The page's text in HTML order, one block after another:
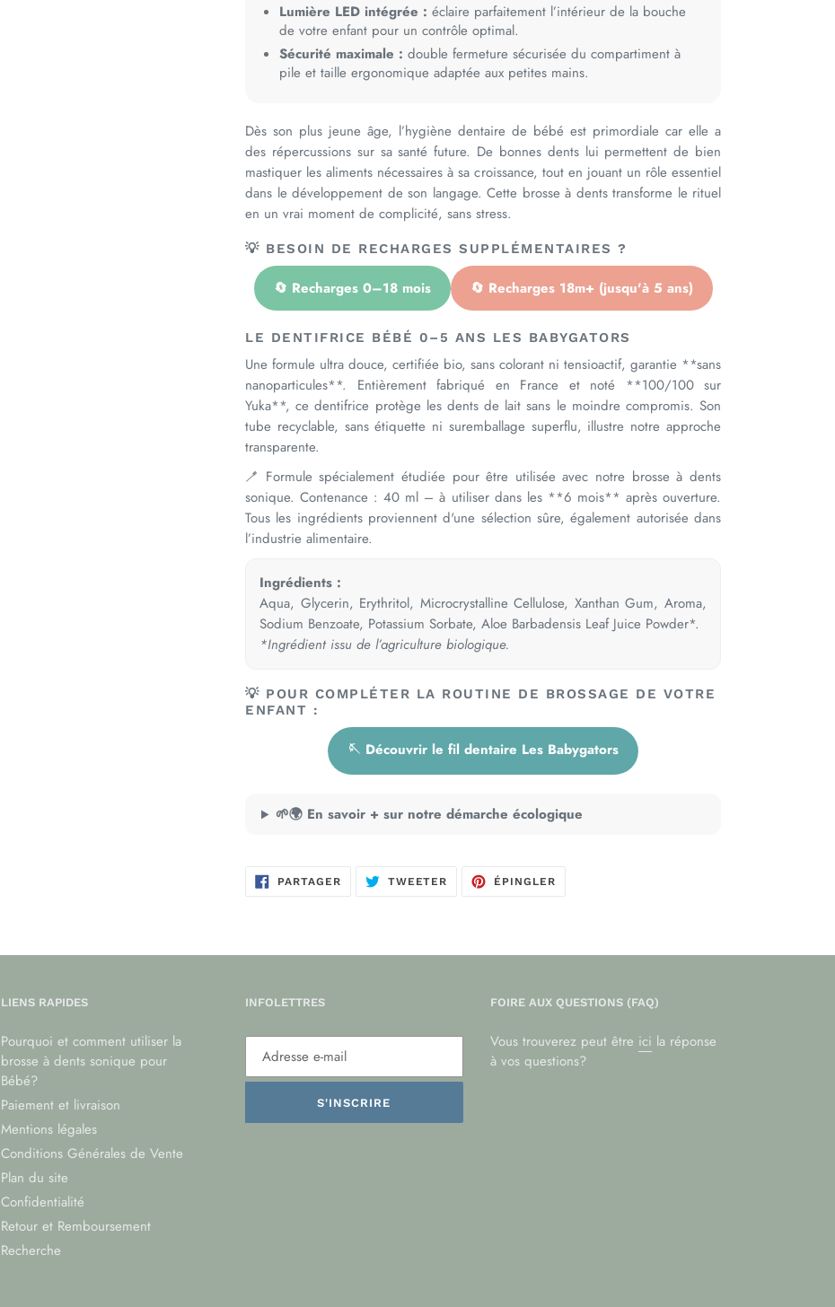
Lumière LED intégrée : éclaire parfaitement l’intérieur de la bouche
de votre enfant pour un contrôle optimal.
Sécurité maximale : double fermeture sécurisée du compartiment à
pile et taille ergonomique adaptée aux petites mains.
Dès son plus jeune âge, l’hygiène dentaire de bébé est primordiale car elle a
des répercussions sur sa santé future. De bonnes dents lui permettent de bien
mastiquer les aliments nécessaires à sa croissance, tout en jouant un rôle essentiel
dans le développement de son langage. Cette brosse à dents transforme le rituel
en un vrai moment de complicité, sans stress.
💡 BESOIN DE RECHARGES SUPPLÉMENTAIRES ?
🔄 Recharges 0–18 mois 🔄 Recharges 18m+ (jusqu'à 5 ans)
LE DENTIFRICE BÉBÉ 0–5 ANS LES BABYGATORS
Une formule ultra douce, certifiée bio, sans colorant ni tensioactif, garantie **sans
nanoparticules**. Entièrement fabriqué en France et noté **100/100 sur
Yuka**, ce dentifrice protège les dents de lait sans le moindre compromis. Son
tube recyclable, sans étiquette ni suremballage superflu, illustre notre approche
transparente.
🪥 Formule spécialement étudiée pour être utilisée avec notre brosse à dents
sonique. Contenance : 40 ml – à utiliser dans les **6 mois** après ouverture.
Tous les ingrédients proviennent d'une sélection sûre, également autorisée dans
l’industrie alimentaire.
Ingrédients :
Aqua, Glycerin, Erythritol, Microcrystalline Cellulose, Xanthan Gum, Aroma,
Sodium Benzoate, Potassium Sorbate, Aloe Barbadensis Leaf Juice Powder*.
*Ingrédient issu de l’agriculture biologique.
💡 POUR COMPLÉTER LA ROUTINE DE BROSSAGE DE VOTRE
ENFANT :
🪡 Découvrir le fil dentaire Les Babygators
🌱🌍 En savoir + sur notre démarche écologique
PARTAGERPARTAGERTWEETER TWEETERÉPINGLER
LIENS RAPIDES
Pourquoi et comment utiliser la
brosse à dents sonique pour
Bébé?
Paiement et livraison
Mentions légales
Conditions Générales de Vente
Plan du site
Confidentialité
Retour et Remboursement
Recherche
INFOLETTRES
S'INSCRIRE
FOIRE AUX QUESTIONS (FAQ)
Vous trouverez peut être ici la réponse
à vos questions?